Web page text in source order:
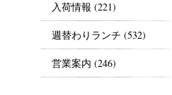
入荷情報 (221)
週替わりランチ (532)
営業案内 (246)